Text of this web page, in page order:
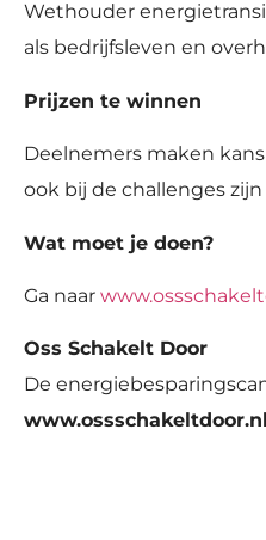
Wethouder
als bedrijfsleven en
Prijzen te winnen
Deelnemers maken
ook bij de challenges
Wat moet je doen?
Ga naar
Oss Schakelt Door
De